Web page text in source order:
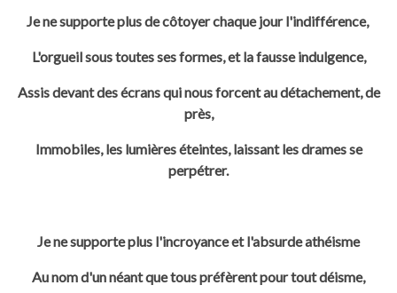
Je ne supporte plus de côtoyer chaque jour l'indifférence,
L'orgueil sous toutes ses formes, et la fausse indulgence,
Assis devant des écrans qui nous forcent au détachement, de
près,
Immobiles, les lumières éteintes, laissant les drames se
perpétrer.
Je ne supporte plus l'incroyance et l'absurde athéisme
Au nom d'un néant que tous préfèrent pour tout déisme,